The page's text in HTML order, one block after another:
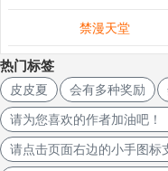
禁漫天堂
热门标签
皮皮夏 会有多种奖励
请为您喜欢的作者加
请点击页面右边的小手